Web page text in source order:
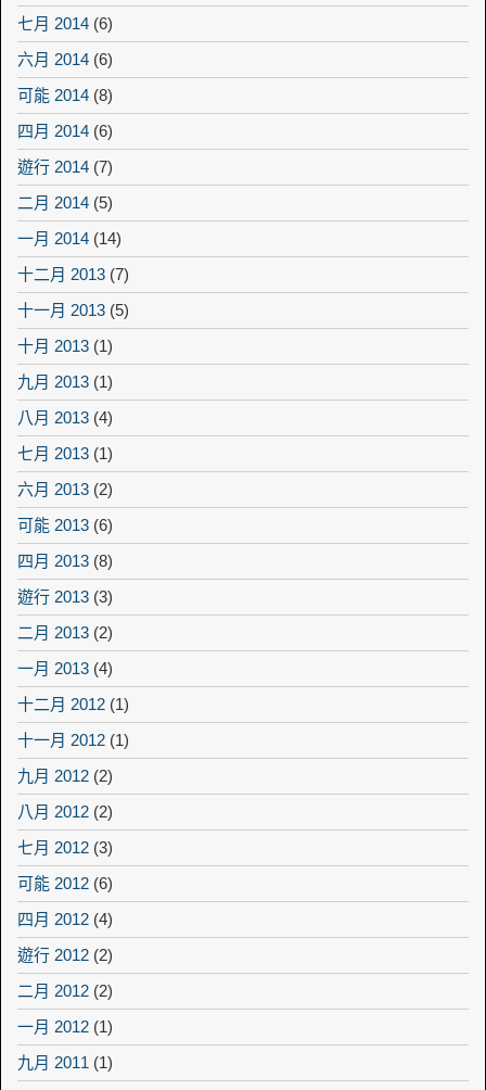
七月 2014 (6)
六月 2014 (6)
可能 2014 (8)
四月 2014 (6)
遊行 2014 (7)
二月 2014 (5)
一月 2014 (14)
十二月 2013 (7)
十一月 2013 (5)
十月 2013 (1)
九月 2013 (1)
八月 2013 (4)
七月 2013 (1)
六月 2013 (2)
可能 2013 (6)
四月 2013 (8)
遊行 2013 (3)
二月 2013 (2)
一月 2013 (4)
十二月 2012 (1)
十一月 2012 (1)
九月 2012 (2)
八月 2012 (2)
七月 2012 (3)
可能 2012 (6)
四月 2012 (4)
遊行 2012 (2)
二月 2012 (2)
一月 2012 (1)
九月 2011 (1)